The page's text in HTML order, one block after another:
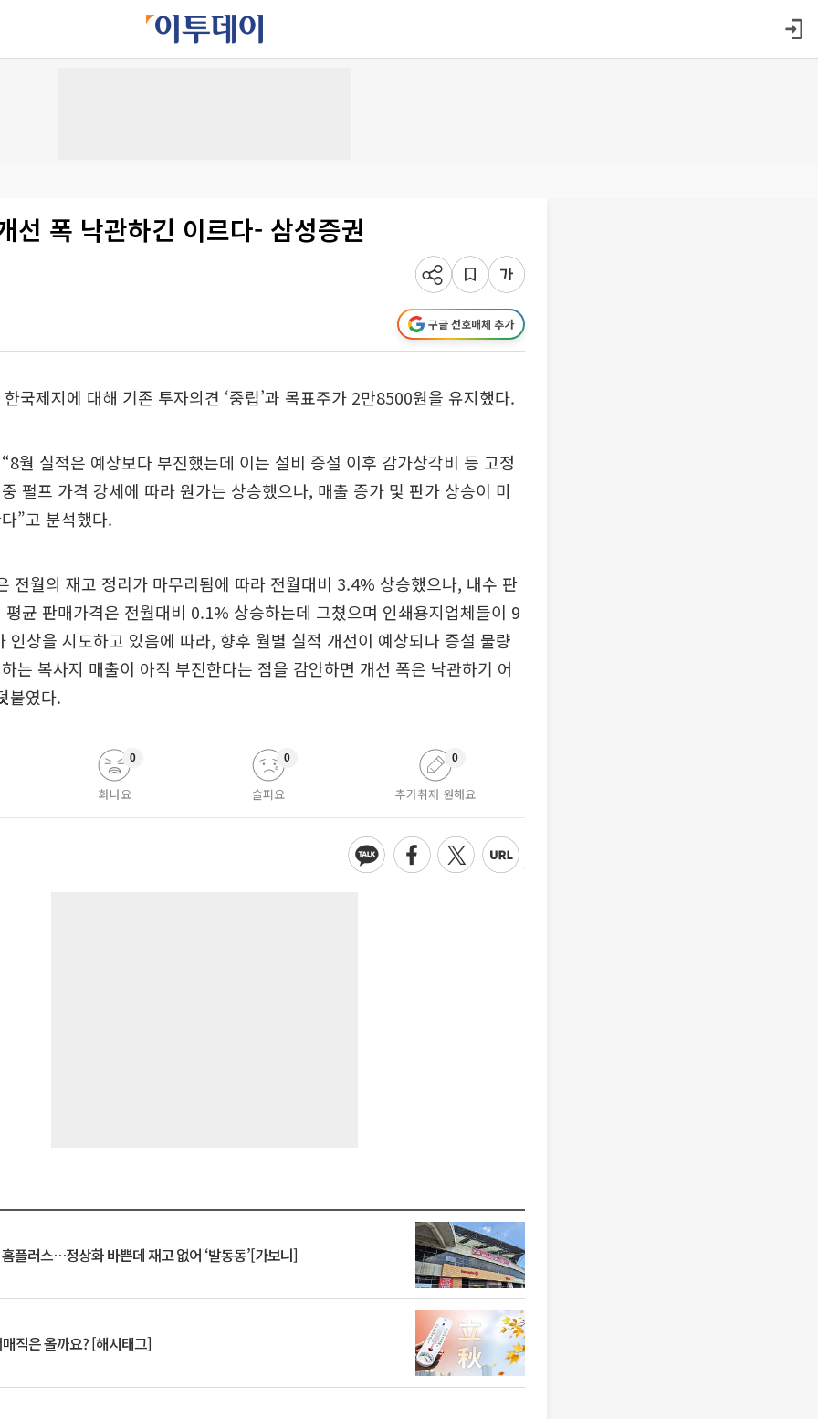
선 폭 낙관하긴 이르다- 삼성증권
구글 선호매체 추가
국제지에 대해 기존 투자의견 ‘중립’과 목표주가 2만8500원을 유지했다.
월 실적은 예상보다 부진했는데 이는 설비 증설 이후 감가상각비 등 고정
펄프 가격 강세에 따라 원가는 상승했으나, 매출 증가 및 판가 상승이 미
”고 분석했다.
전월의 재고 정리가 마무리됨에 따라 전월대비 3.4% 상승했으나, 내수 판
균 판매가격은 전월대비 0.1% 상승하는데 그쳤으며 인쇄용지업체들이 9
인상을 시도하고 있음에 따라, 향후 월별 실적 개선이 예상되나 증설 물량
는 복사지 매출이 아직 부진한다는 점을 감안하면 개선 폭은 낙관하기 어
붙였다.
화나요
0
슬퍼요
0
추가취재 원해요
0
플러스…정상화 바쁜데 재고 없어 ‘발동동’[가보니]
직은 올까요? [해시태그]